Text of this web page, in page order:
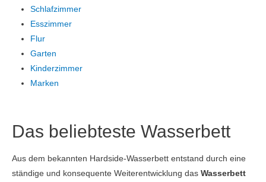
Schlafzimmer
Esszimmer
Flur
Garten
Kinderzimmer
Marken
Das beliebteste Wasserbett
Aus dem bekannten Hardside-Wasserbett entstand durch eine
ständige und konsequente Weiterentwicklung das Wasserbett